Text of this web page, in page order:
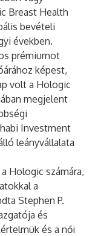
Breast Health
bevételi
években.
prémiumot
képest,
volt a Hologic
megjelent
Investment
leányvállalata
Hologic számára,
a
Stephen P.
és
és a női